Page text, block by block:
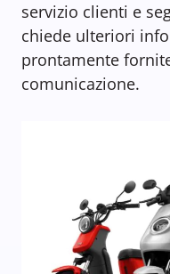
servizio clienti e
chiede ulteriori
prontamente
comunicazione.